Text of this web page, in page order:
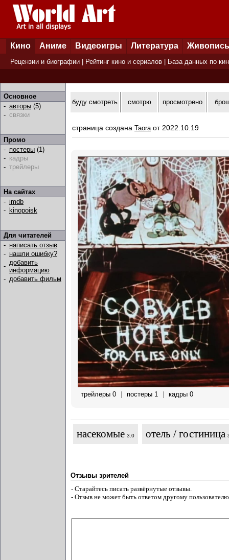
Кино Аниме Видеоигры Литература Живопись
Рецензии и биографии Рейтинг кино и сериалов База данных по
Основное
- авторы (5)
- связки
Промо
- постеры (1)
- кадры
- трейлеры
На сайтах
- imdb
- kinopoisk
Для читателей
- написать отзыв
- нашли ошибку?
- добавить
информацию
- добавить фильм
буду смотреть смотрю просмотрено
страница создана Taora от 2022.10.19
трейлеры 0 постеры 1 кадры 0
насекомые 3.0 отель / гостиница
Отзывы зрителей
- Старайтесь писать развёрнутые отзывы.
- Отзыв не может быть ответом другому